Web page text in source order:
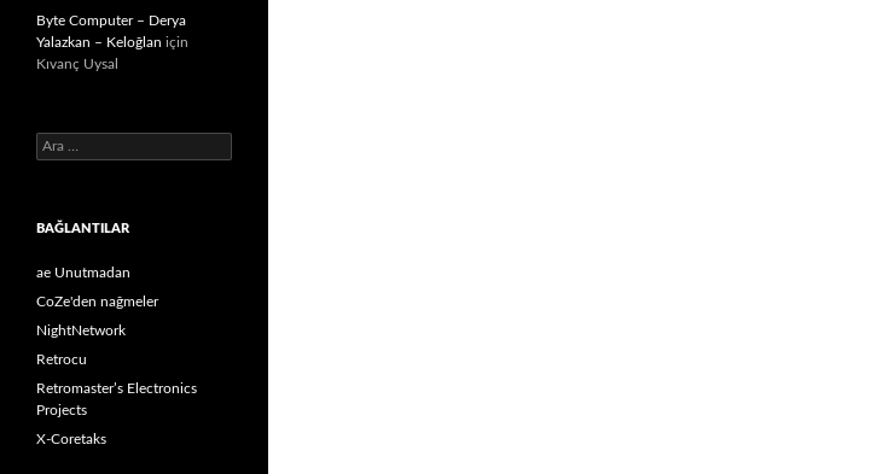
Byte Computer – Derya
Yalazkan – Keloğlan için
Kıvanç Uysal
Arama:
BAĞLANTILAR
ae Unutmadan
CoZe'den nağmeler
NightNetwork
Retrocu
Retromaster’s Electronics
Projects
X-Coretaks